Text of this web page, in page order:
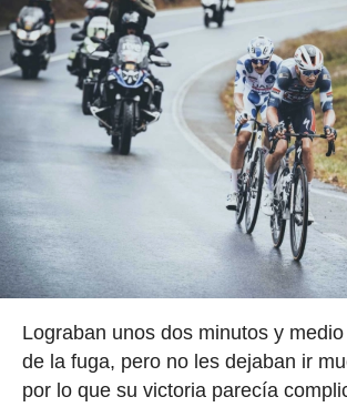
Lograban unos dos minutos y
de la fuga, pero no les dejaban ir
por lo que su victoria parecía